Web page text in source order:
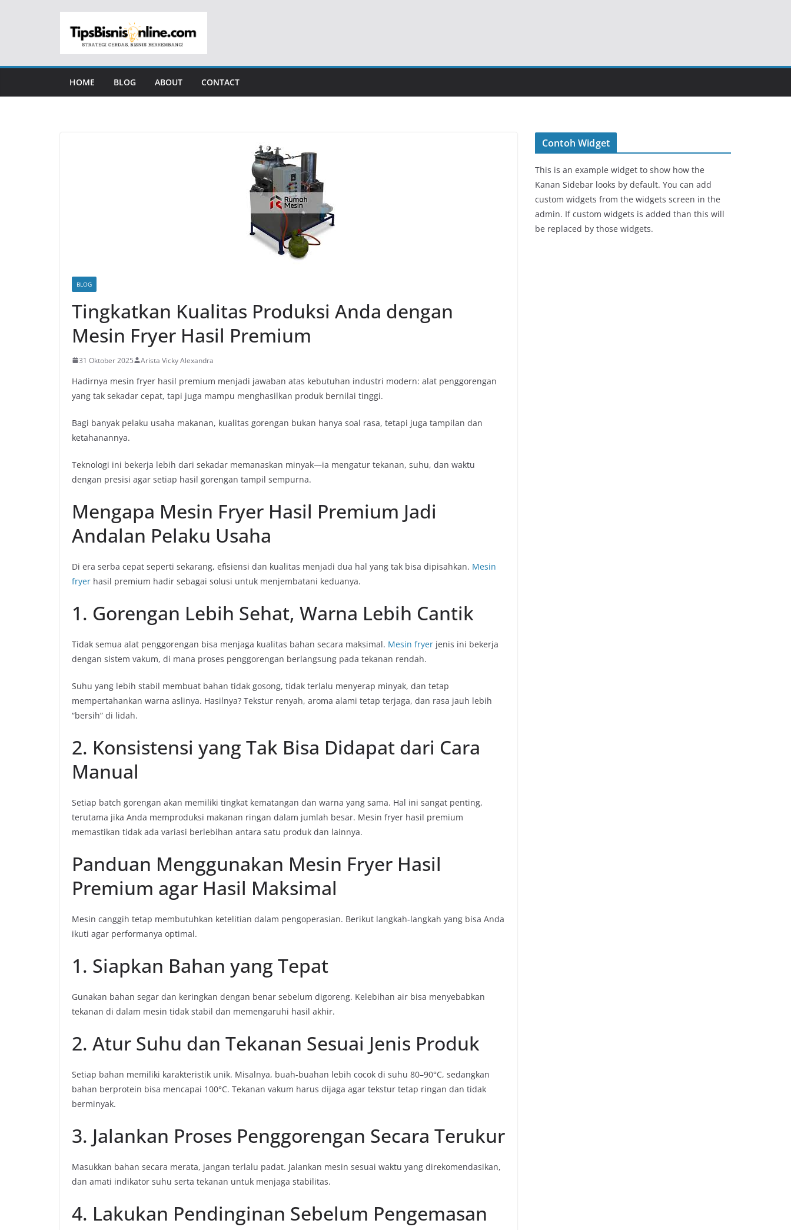
HOME BLOG ABOUT CONTACT
BLOG
Tingkatkan Kualitas Produksi Anda dengan
Mesin Fryer Hasil Premium
31 Oktober 2025 Arista Vicky Alexandra
Hadirnya mesin fryer hasil premium menjadi jawaban atas kebutuhan industri modern: alat penggorengan
yang tak sekadar cepat, tapi juga mampu menghasilkan produk bernilai tinggi.
Bagi banyak pelaku usaha makanan, kualitas gorengan bukan hanya soal rasa, tetapi juga tampilan dan
ketahanannya.
Teknologi ini bekerja lebih dari sekadar memanaskan minyak—ia mengatur tekanan, suhu, dan waktu
dengan presisi agar setiap hasil gorengan tampil sempurna.
Mengapa Mesin Fryer Hasil Premium Jadi
Andalan Pelaku Usaha
Di era serba cepat seperti sekarang, efisiensi dan kualitas menjadi dua hal yang tak bisa dipisahkan. Mesin
fryer hasil premium hadir sebagai solusi untuk menjembatani keduanya.
1. Gorengan Lebih Sehat, Warna Lebih Cantik
Tidak semua alat penggorengan bisa menjaga kualitas bahan secara maksimal. Mesin fryer jenis ini bekerja
dengan sistem vakum, di mana proses penggorengan berlangsung pada tekanan rendah.
Suhu yang lebih stabil membuat bahan tidak gosong, tidak terlalu menyerap minyak, dan tetap
mempertahankan warna aslinya. Hasilnya? Tekstur renyah, aroma alami tetap terjaga, dan rasa jauh lebih
“bersih” di lidah.
2. Konsistensi yang Tak Bisa Didapat dari Cara
Manual
Setiap batch gorengan akan memiliki tingkat kematangan dan warna yang sama. Hal ini sangat penting,
terutama jika Anda memproduksi makanan ringan dalam jumlah besar. Mesin fryer hasil premium
memastikan tidak ada variasi berlebihan antara satu produk dan lainnya.
Panduan Menggunakan Mesin Fryer Hasil
Premium agar Hasil Maksimal
Mesin canggih tetap membutuhkan ketelitian dalam pengoperasian. Berikut langkah-langkah yang bisa Anda
ikuti agar performanya optimal.
1. Siapkan Bahan yang Tepat
Gunakan bahan segar dan keringkan dengan benar sebelum digoreng. Kelebihan air bisa menyebabkan
tekanan di dalam mesin tidak stabil dan memengaruhi hasil akhir.
2. Atur Suhu dan Tekanan Sesuai Jenis Produk
Setiap bahan memiliki karakteristik unik. Misalnya, buah-buahan lebih cocok di suhu 80–90°C, sedangkan
bahan berprotein bisa mencapai 100°C. Tekanan vakum harus dijaga agar tekstur tetap ringan dan tidak
berminyak.
3. Jalankan Proses Penggorengan Secara Terukur
Masukkan bahan secara merata, jangan terlalu padat. Jalankan mesin sesuai waktu yang direkomendasikan,
dan amati indikator suhu serta tekanan untuk menjaga stabilitas.
4. Lakukan Pendinginan Sebelum Pengemasan
Contoh Widget
This is an example widget to show how the
Kanan Sidebar looks by default. You can add
custom widgets from the widgets screen in the
admin. If custom widgets is added than this will
be replaced by those widgets.